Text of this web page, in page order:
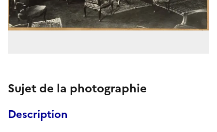
Sujet de la photographie
Description